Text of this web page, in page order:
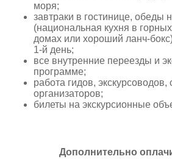
моря;
завтраки в гостинице, обеды
(национальная кухня в
домах или хороший ланч-
1-й день;
все внутренние переезды и
программе;
работа гидов,
организаторов;
билеты на экскурсионные
Дополнительно